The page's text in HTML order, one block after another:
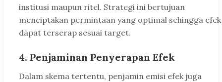
institusi maupun ritel. Strategi ini bertujuan
menciptakan permintaan yang optimal sehingga efek
dapat terserap sesuai target.
4. Penjaminan Penyerapan Efek
Dalam skema tertentu, penjamin emisi efek juga